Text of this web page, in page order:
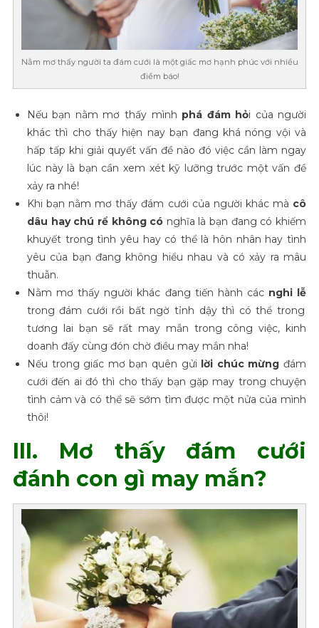
Nằm mơ thấy người ta đám cưới là một giấc mơ hạnh phúc với nhiều
điềm báo!
Nếu bạn nằm mơ thấy mình phá đám hỏi của người
khác thì cho thấy hiện nay bạn đang khá nóng vội và
hấp tấp khi giải quyết vấn đề nào đó việc cần làm ngay
lúc này là bạn cần xem xét kỹ lưỡng trước một vấn đề
xảy ra nhé!
Khi bạn nằm mơ thấy đám cưới của người khác mà cô
dâu hay chú rể không có nghĩa là bạn đang có khiếm
khuyết trong tình yêu hay có thể là hôn nhân hay tình
yêu của bạn đang không hiểu nhau và có xảy ra mâu
thuẫn.
Nằm mơ thấy người khác đang tiến hành cácnghi lễ
trong đám cưới rồi bất ngờ tỉnh dậy thì có thể trong
tương lai bạn sẽ rất may mắn trong công việc, kinh
doanh đấy cùng đón chờ điều may mắn nha!
Nếu trong giấc mơ bạn quên gửi lời chúc mừng đám
cưới đến ai đó thì cho thấy bạn gặp may trong chuyện
tình cảm và có thể sẽ sớm tìm được một nửa của mình
thôi!
III. Mơ thấy đám cưới
đánh con gì may mắn?